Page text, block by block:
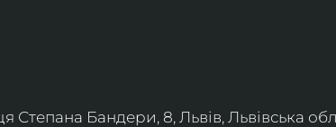
Степана Бандери, 8, Львів, Львівська